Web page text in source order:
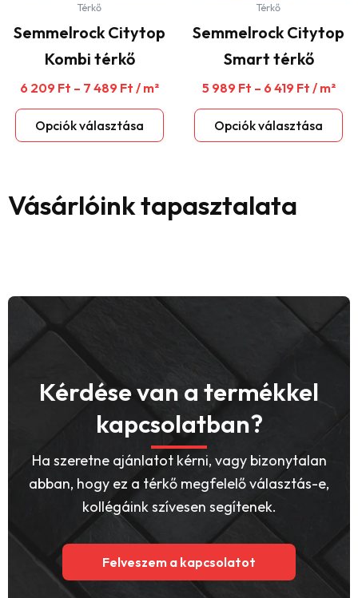
Térkő
Semmelrock Citytop
Kombi térkő
6 209 Ft – 7 489 Ft / m²
Opciók választása
választhatók
Térkő
Semmelrock Citytop
Smart térkő
5 989 Ft – 6 419 Ft / m²
Opciók választása
Vásárlóink tapasztalata
Kérdése van a termékkel
kapcsolatban?
Ha szeretne ajánlatot kérni, vagy bizonytalan
abban, hogy ez a térkő megfelelő választás-e,
kollégáink szívesen segítenek.
Felveszem a kapcsolatot